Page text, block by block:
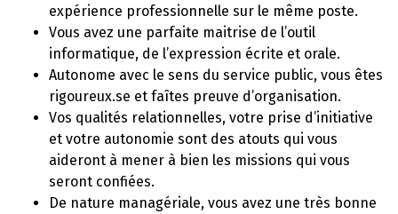
expérience professionnelle sur le même poste.
Vous avez une parfaite maitrise de l’outil
informatique, de l’expression écrite et orale.
Autonome avec le sens du service public, vous êtes
rigoureux.se et faîtes preuve d’organisation.
Vos qualités relationnelles, votre prise d’initiative
et votre autonomie sont des atouts qui vous
aideront à mener à bien les missions qui vous
seront confiées.
De nature managériale, vous avez une très bonne